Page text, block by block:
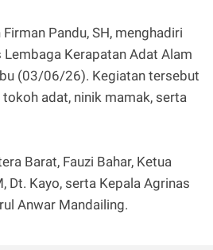
Pandu, SH, menghadiri
Kerapatan Adat Alam
(03/06/26). Kegiatan tersebut
adat, ninik mamak, serta
Barat, Fauzi Bahar, Ketua
Dt. Kayo, serta Kepala Agrinas
Anwar Mandailing.